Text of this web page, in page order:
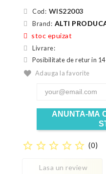
Cod: WIS22003
Brand: ALTI
stoc epuizat
Livrare:
Posibilitate de retur in
Adauga la favorite
ANUNTA-MA
star_border star_border star_border star_border star_border (0)
Lasa un review